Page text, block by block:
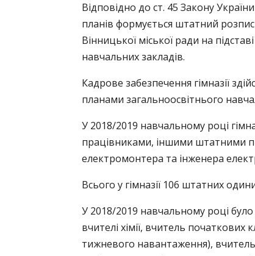
Відповідно до ст. 45 Закону
планів формується штатний
Вінницької міської ради на
навчальних закладів.
Кадрове забезпечення гімназії
планами загальноосвітнього
У 2018/2019 навчальному році
працівниками, іншими штатними
електромонтера та інженера
Всього у гімназії 106 штатних
У 2018/2019 навчальному році
вчителі хімії, вчитель початкових
тижневого навантаження),